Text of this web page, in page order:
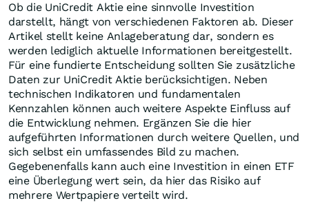
Ob die UniCredit Aktie eine sinnvolle Investition
darstellt, hängt von verschiedenen Faktoren ab. Dieser
Artikel stellt keine Anlageberatung dar, sondern es
werden lediglich aktuelle Informationen bereitgestellt.
Für eine fundierte Entscheidung sollten Sie zusätzliche
Daten zur UniCredit Aktie berücksichtigen. Neben
technischen Indikatoren und fundamentalen
Kennzahlen können auch weitere Aspekte Einfluss auf
die Entwicklung nehmen. Ergänzen Sie die hier
aufgeführten Informationen durch weitere Quellen, und
sich selbst ein umfassendes Bild zu machen.
Gegebenenfalls kann auch eine Investition in einen ETF
eine Überlegung wert sein, da hier das Risiko auf
mehrere Wertpapiere verteilt wird.